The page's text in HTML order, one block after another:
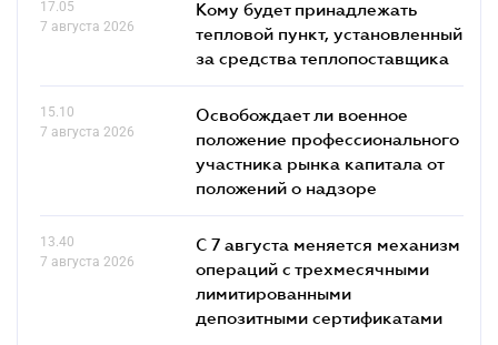
17.05
7 августа 2026
Кому будет принадлежать
тепловой пункт, установленный
за средства теплопоставщика
15.10
7 августа 2026
Освобождает ли военное
положение профессионального
участника рынка капитала от
положений о надзоре
13.40
7 августа 2026
С 7 августа меняется механизм
операций с трехмесячными
лимитированными
депозитными сертификатами